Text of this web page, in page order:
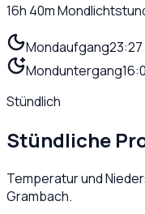
16h 40m
Mondaufgang
Monduntergang
Stündlich
Stündliche
Temperatur und
Grambach.